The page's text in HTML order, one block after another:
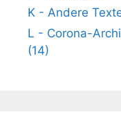
K - Andere
L - Corona-
(14)